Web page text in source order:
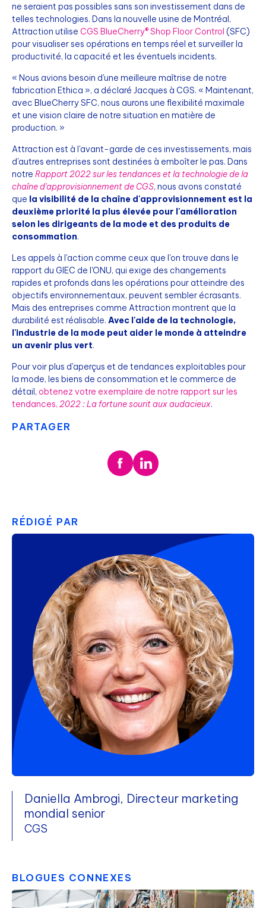
ne seraient pas possibles sans son investissement dans de
telles technologies. Dans la nouvelle usine de Montréal,
Attraction utilise CGS BlueCherry® Shop Floor Control (SFC)
pour visualiser ses opérations en temps réel et surveiller la
productivité, la capacité et les éventuels incidents.
« Nous avions besoin d'une meilleure maîtrise de notre
fabrication Ethica », a déclaré Jacques à CGS. « Maintenant,
avec BlueCherry SFC, nous aurons une flexibilité maximale
et une vision claire de notre situation en matière de
production. »
Attraction est à l'avant-garde de ces investissements, mais
d'autres entreprises sont destinées à emboîter le pas. Dans
notre Rapport 2022 sur les tendances et la technologie de la
chaîne d'approvisionnement de CGS, nous avons constaté
que la visibilité de la chaîne d'approvisionnement est la
deuxième priorité la plus élevée pour l'amélioration
selon les dirigeants de la mode et des produits de
consommation.
Les appels à l'action comme ceux que l'on trouve dans le
rapport du GIEC de l'ONU, qui exige des changements
rapides et profonds dans les opérations pour atteindre des
objectifs environnementaux, peuvent sembler écrasants.
Mais des entreprises comme Attraction montrent que la
durabilité est réalisable. Avec l'aide de la technologie,
l'industrie de la mode peut aider le monde à atteindre
un avenir plus vert.
Pour voir plus d'aperçus et de tendances exploitables pour
la mode, les biens de consommation et le commerce de
détail, obtenez votre exemplaire de notre rapport sur les
tendances, 2022 : La fortune sourit aux audacieux.
PARTAGER
RÉDIGÉ PAR
Daniella Ambrogi, Directeur marketing
mondial senior
CGS
BLOGUES CONNEXES